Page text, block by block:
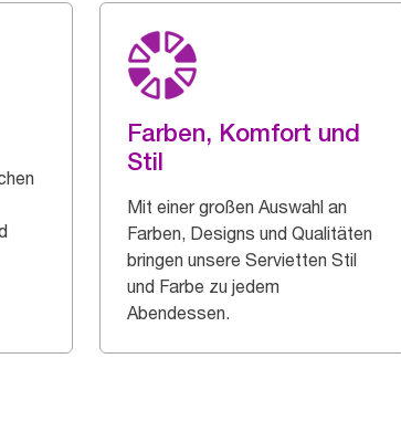
Farben, Komfort und
Stil
Mit einer großen Auswahl an
Farben, Designs und Qualitäten
bringen unsere Servietten Stil
und Farbe zu jedem
Abendessen.